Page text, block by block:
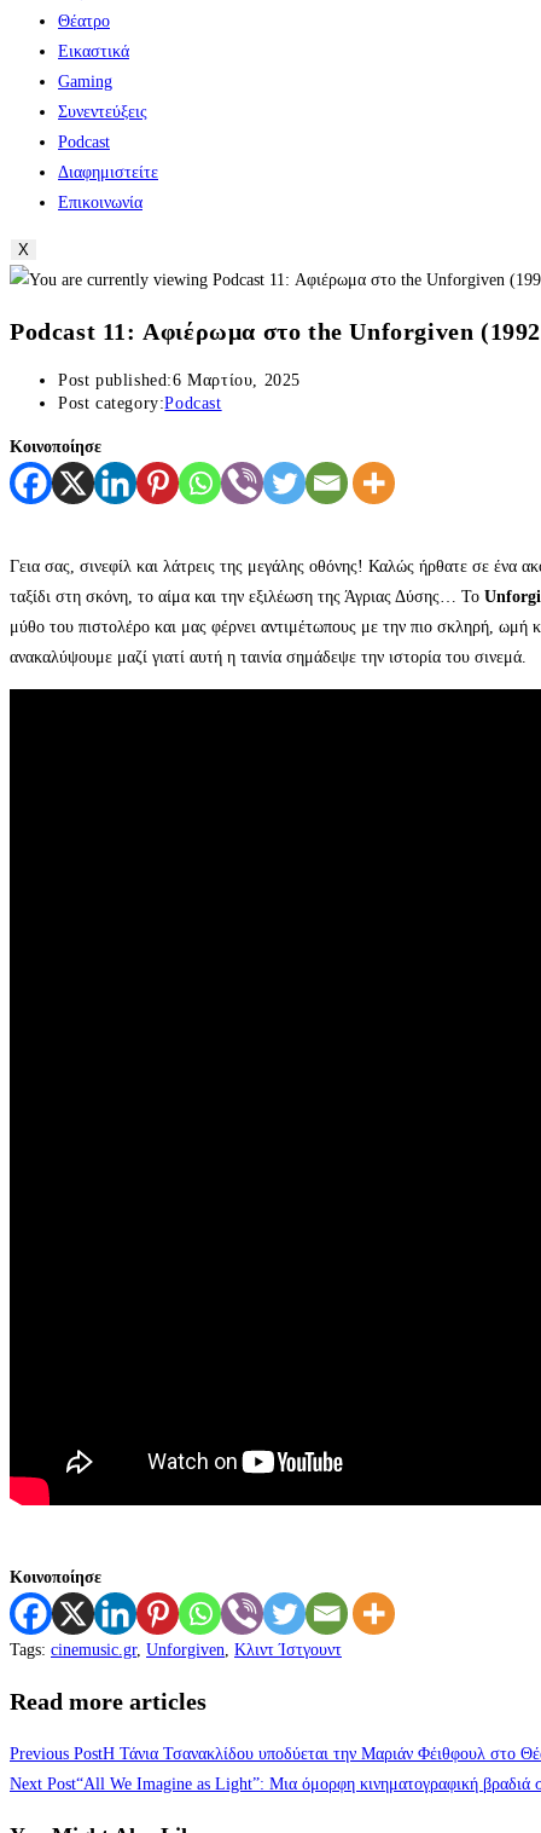
Θέατρο
Εικαστικά
Gaming
Συνεντεύξεις
Podcast
Διαφημιστείτε
Επικοινωνία
X
Podcast 11: Αφιέρωμα στο the Unforgiven
Post published:6 Μαρτίου, 2025
Post category:Podcast
Κοινοποίησε
Γεια σας, σινεφίλ και λάτρεις της μεγάλης οθόνης! Καλώς ήρθατε σε ένα
ταξίδι στη σκόνη, το αίμα και την εξιλέωση της Άγριας Δύσης… Το
μύθο του πιστολέρο και μας φέρνει αντιμέτωπους με την πιο σκληρή,
ανακαλύψουμε μαζί γιατί αυτή η ταινία σημάδεψε την ιστορία του σινεμά.
Κοινοποίησε
Tags: cinemusic.gr, Unforgiven Κλιντ Ίστγουντ
Read more articles
Previous PostΗ Τάνια Τσανακλίδου υποδύεται την Μαριάν Φέιθφουλ στο
Next Post“All We Imagine as Light”: Μια όμορφη κινηματογραφική βραδιά